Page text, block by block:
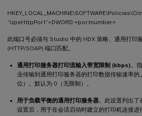
“UpsHttpPort”=DWORD:<portnumber>
此端口号必须与 Studio 中的 HDX 策略、通用打印
(HTTP/SOAP) 端口匹配。
通用打印服务器打印流输入带宽限制 (kbps) 。
业传输到通用打印服务器的打印数据传输速率
位）。默认为 0（无限制）。
用于负载平衡的通用打印服务器。此设置列出
设置后，用于在会话启动时建立的打印机连接进